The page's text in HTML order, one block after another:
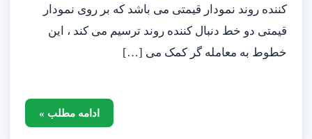
کننده روند نمودار قیمتی می باشد که بر روی نمودار
قیمتی دو خط دنبال کننده روند ترسیم می کند ، این
خطوط به معامله گر کمک می […]
ادامه مطلب »